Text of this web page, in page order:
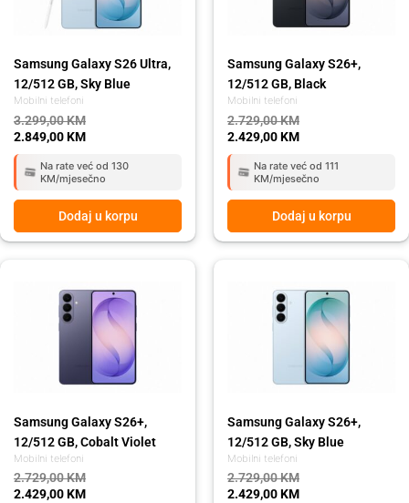
Mobilni telefoni
Samsung Galaxy S26 Ultra,
12/512 GB, Sky Blue
3.299,00KM
2.849,00KM
Na rate već od 130
KM/mjesečno
Dodaj u korpu
Mobilni telefoni
Samsung Galaxy S26+,
12/512 GB, Black
2.729,00KM
2.429,00KM
Na rate već od 111
KM/mjesečno
Dodaj u korpu
Mobilni telefoni
Samsung Galaxy S26+,
12/512 GB, Cobalt Violet
2.729,00KM
2.729,00 KM.
2.429,00KM
2.429,00 KM.
Mobilni telefoni
Samsung Galaxy S26+,
12/512 GB, Sky Blue
2.729,00KM
2.729,00 KM.
2.429,00KM
2.429,00 KM.